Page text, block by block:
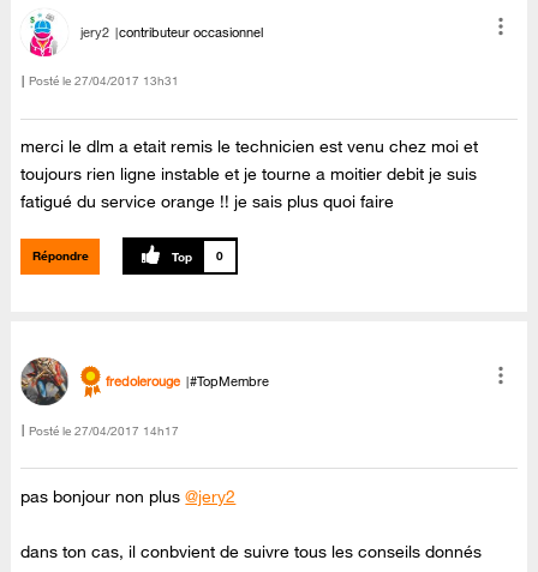
jery2 contributeur occasionnel
Posté le ‎27/04/2017 13h31
merci le dlm a etait remis le technicien est venu chez moi et
toujours rien ligne instable et je tourne a moitier debit je suis
fatigué du service orange !! je sais plus quoi faire
Répondre 0
fredolerouge #TopMembre
Posté le ‎27/04/2017 14h17
pas bonjour non plus@jery2
dans ton cas, il conbvient de suivre tous les conseils donnés